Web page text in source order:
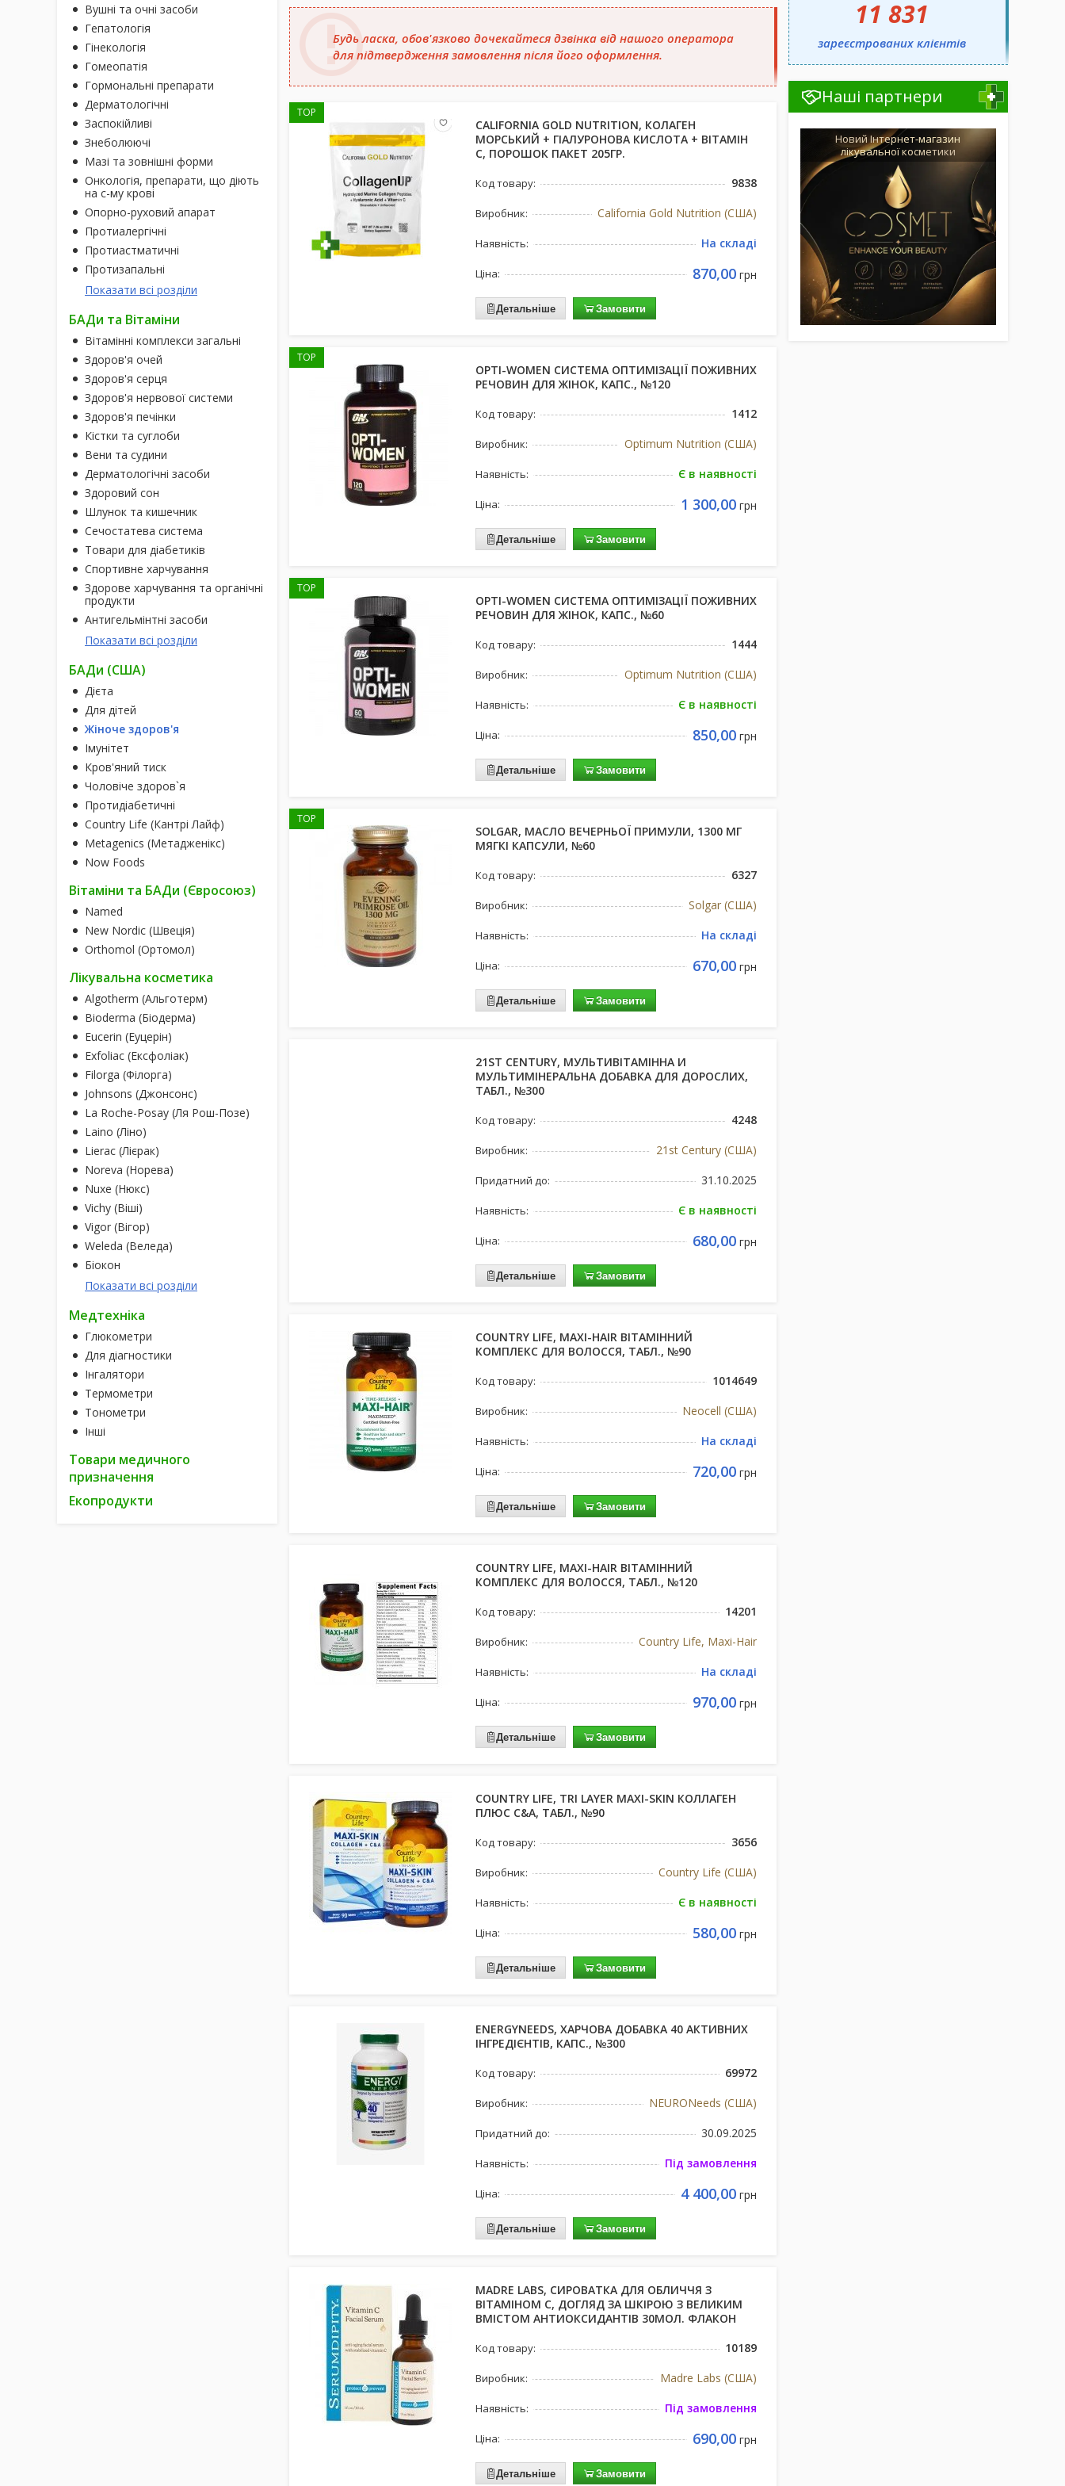
Вушні та очні засоби
Гепатологія
Гінекологія
Гомеопатія
Гормональні препарати
Дерматологічні
Заспокійливі
Знеболюючі
Мазі та зовнішні форми
Онкологія, препарати, що діють
на с-му крові
Опорно-руховий апарат
Протиалергічні
Протиастматичні
Протизапальні
Показати всі розділи
БАДи та Вітаміни
Вітамінні комплекси загальні
Здоров'я очей
Здоров'я серця
Здоров'я нервової системи
Здоров'я печінки
Кістки та суглоби
Вени та судини
Дерматологічні засоби
Здоровий сон
Шлунок та кишечник
Сечостатева система
Товари для діабетиків
Спортивне харчування
Здорове харчування та органічні
продукти
Антигельмінтні засоби
Показати всі розділи
БАДи (США)
Дієта
Для дітей
Жіноче здоров'я
Імунітет
Кров'яний тиск
Чоловіче здоров`я
Протидіабетичні
Country Life (Кантрі Лайф)
Metagenics (Метадженікс)
Now Foods
Вітаміни та БАДи (Євросоюз)
Named
New Nordic (Швеція)
Orthomol (Ортомол)
Лікувальна косметика
Algotherm (Альготерм)
Bioderma (Біодерма)
Eucerin (Еуцерін)
Exfoliac (Ексфоліак)
Filorga (Філорга)
Johnsons (Джонсонс)
La Roche-Posay (Ля Рош-Позе)
Laino (Ліно)
Lierac (Лієрак)
Noreva (Норева)
Nuxe (Нюкс)
Vichy (Віші)
Vigor (Вігор)
Weleda (Веледа)
Біокон
Показати всі розділи
Медтехніка
Глюкометри
Для діагностики
Інгалятори
Термометри
Тонометри
Інші
Товари медичного
призначення
Екопродукти
Будь ласка, обов'язково дочекайтеся дзвінка від нашого оператора
для підтвердження замовлення після його оформлення.
CALIFORNIA GOLD NUTRITION, КОЛАГЕН
МОРСЬКИЙ + ГІАЛУРОНОВА КИСЛОТА + ВІТАМІН
С, ПОРОШОК ПАКЕТ 205ГР.
Код товару: 9838
Виробник: California Gold Nutrition (США)
Наявність: На складі
Ціна: 870,00грн
Детальніше Замовити
TOP
OPTI-WOMEN СИСТЕМА ОПТИМІЗАЦІЇ ПОЖИВНИХ
РЕЧОВИН ДЛЯ ЖІНОК, КАПС., №120
Код товару: 1412
Виробник: Optimum Nutrition (США)
Наявність: Є в наявності
Ціна: 1 300,00грн
Детальніше Замовити
TOP
OPTI-WOMEN СИСТЕМА ОПТИМІЗАЦІЇ ПОЖИВНИХ
РЕЧОВИН ДЛЯ ЖІНОК, КАПС., №60
Код товару: 1444
Виробник: Optimum Nutrition (США)
Наявність: Є в наявності
Ціна: 850,00грн
Детальніше Замовити
TOP
SOLGAR, МАСЛО ВЕЧЕРНЬОЇ ПРИМУЛИ, 1300 МГ
МЯГКІ КАПСУЛИ, №60
Код товару: 6327
Виробник: Solgar (США)
Наявність: На складі
Ціна: 670,00грн
Детальніше Замовити
TOP
21ST CENTURY, МУЛЬТИВІТАМІННА И
МУЛЬТИМІНЕРАЛЬНА ДОБАВКА ДЛЯ ДОРОСЛИХ,
ТАБЛ., №300
Код товару: 4248
Виробник: 21st Century (США)
Придатний до: 31.10.2025
Наявність: Є в наявності
Ціна: 680,00грн
Детальніше Замовити
COUNTRY LIFE, MAXI-HAIR ВІТАМІННИЙ
КОМПЛЕКС ДЛЯ ВОЛОССЯ, ТАБЛ., №90
Код товару: 1014649
Виробник: Neocell (США)
Наявність: На складі
Ціна: 720,00грн
Детальніше Замовити
COUNTRY LIFE, MAXI-HAIR ВІТАМІННИЙ
КОМПЛЕКС ДЛЯ ВОЛОССЯ, ТАБЛ., №120
Код товару: 14201
Виробник: Country Life, Maxi-Hair
Наявність: На складі
Ціна: 970,00грн
Детальніше Замовити
COUNTRY LIFE, TRI LAYER MAXI-SKIN КОЛЛАГЕН
ПЛЮС C&А, ТАБЛ., №90
Код товару: 3656
Виробник: Country Life (США)
Наявність: Є в наявності
Ціна: 580,00грн
Детальніше Замовити
ENERGYNEEDS, ХАРЧОВА ДОБАВКА 40 АКТИВНИХ
ІНГРЕДІЄНТІВ, КАПС., №300
Код товару: 69972
Виробник: NEURONeeds (США)
Придатний до: 30.09.2025
Наявність: Під замовлення
Ціна: 4 400,00грн
Детальніше Замовити
MADRE LABS, СИРОВАТКА ДЛЯ ОБЛИЧЧЯ З
ВІТАМІНОМ C, ДОГЛЯД ЗА ШКІРОЮ З ВЕЛИКИМ
ВМІСТОМ АНТИОКСИДАНТІВ 30МОЛ. ФЛАКОН
Код товару: 10189
Виробник: Madre Labs (США)
Наявність: Під замовлення
Ціна: 690,00грн
Детальніше Замовити
11 831
зареєстрованих клієнтів
Наші партнери
Новий Інтернет-магазин
лікувальної косметики